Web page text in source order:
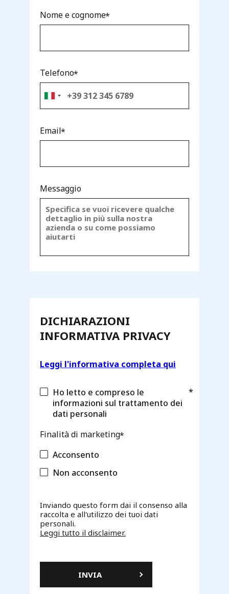
Nome e cognome
Telefono
Email
Messaggio
DICHIARAZIONI
INFORMATIVA PRIVACY
Leggi l'informativa completa qui
Ho letto e compreso le
informazioni sul trattamento dei
dati personali
Finalità di marketing
Acconsento
Non acconsento
Inviando questo form dai il consenso alla
raccolta e all'utilizzo dei tuoi dati
personali.
Leggi tutto il disclaimer.